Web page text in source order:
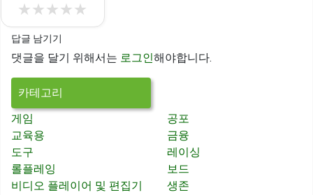
★★★★★
답글 남기기
댓글을 달기 위해서는 로그인해야합니다.
카테고리
게임
공포
교육용
금융
도구
레이싱
롤플레잉
보드
비디오 플레이어 및 편집기
생존